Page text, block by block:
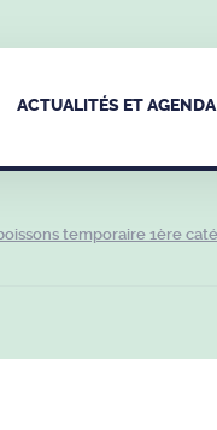
ACTUALITÉS ET AGENDA
temporaire 1ère